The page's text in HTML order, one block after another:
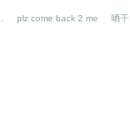
plz come back 2 me 晒干